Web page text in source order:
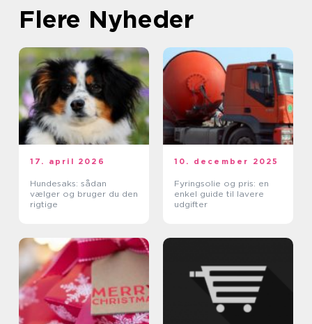
Flere Nyheder
17. april 2026
Hundesaks: sådan
vælger og bruger du den
rigtige
10. december 2025
Fyringsolie og pris: en
enkel guide til lavere
udgifter